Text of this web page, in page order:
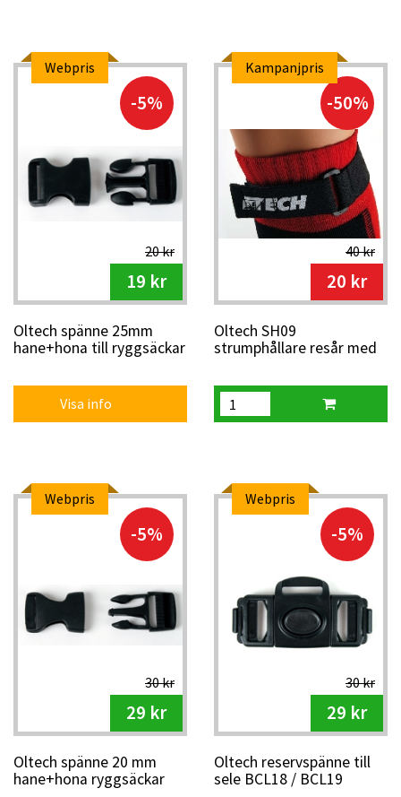
produkterna kan vi erbjuda hög kvalitet till
konkurrenskraftiga priser. Det gör Oltech till ett utmärkt val
för både klubbar, tävlingsarrangörer och enskilda
orienterare som vill ha pålitlig utrustning utan att
kompromissa med funktion.
Webpris
-5%
20 kr
19 kr
Oltech spänne 25mm
hane+hona till ryggsäckar
Visa info
Kampanjpris
-50%
40 kr
20 kr
Oltech SH09
strumphållare resår med
Webpris
-5%
30 kr
29 kr
Oltech spänne 20 mm
hane+hona ryggsäckar
Webpris
-5%
30 kr
29 kr
Oltech reservspänne till
sele BCL18 / BCL19